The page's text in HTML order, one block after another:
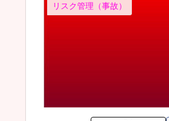
リスク管理（事故）